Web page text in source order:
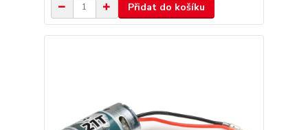
Přidat do košíku